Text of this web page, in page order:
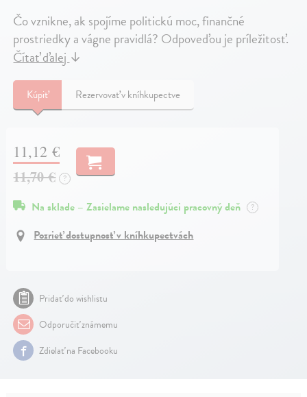
Čo vznikne, ak spojíme politickú moc, finančné
prostriedky a vágne pravidlá? Odpoveďou je príležitosť.
Čítať ďalej↓
Kúpiť Rezervovať v kníhkupectve
11,12 €
11,70 € ?
Na sklade – Zasielame nasledujúci pracovný deň ?
Pozrieť dostupnosť v kníhkupectvách
Pridať do wishlistu
Odporučiť známemu
Zdielať na Facebooku